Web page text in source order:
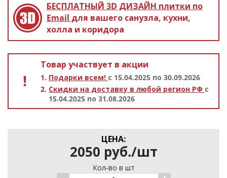
БЕСПЛАТНЫЙ 3D ДИЗАЙН плитки по
Email для вашего санузла, кухни,
холла и коридора
Товар участвует в акции
Подарки всем! с 15.04.2025 по 30.09.2026
Скидки на доставку в любой регион РФ с
15.04.2025 по 31.08.2026
ЦЕНА:
2050 руб./шт
Кол-во в шт